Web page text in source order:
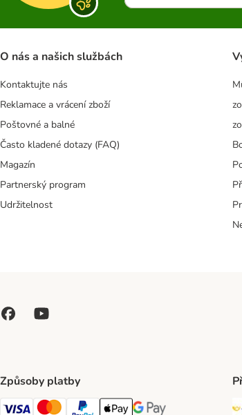
O nás a našich službách
Kontaktujte nás
Reklamace a vrácení zboží
Poštovné a balné
Často kladené dotazy (FAQ)
Magazín
Partnerský program
Udržitelnost
Způsoby platby